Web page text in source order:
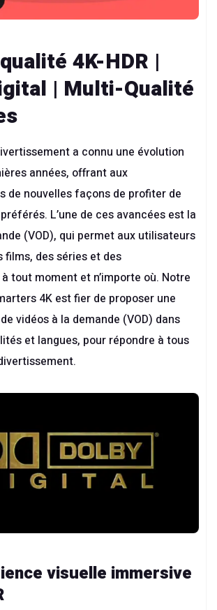
4K-HDR |
| Multi-Qualité
a connu une évolution
années, offrant aux
de nouvelles façons de profiter de
L’une de ces avancées est la
(VOD), qui permet aux utilisateurs
films, des séries et des
tout moment et n’importe où. Notre
4K est fier de proposer une
vidéos à la demande (VOD) dans
et langues, pour répondre à tous
visuelle immersive